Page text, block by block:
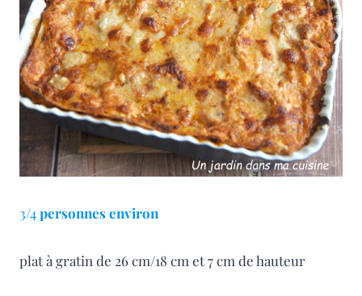
3/4personnesenviron
plat à gratin de 26 cm/18 cm et 7 cm de hauteur